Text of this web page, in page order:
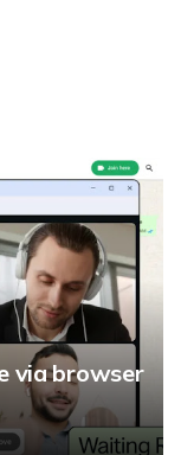
via browser